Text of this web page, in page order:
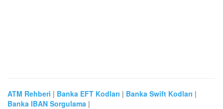
ATM Rehberi | Banka EFT Kodları | Banka Swift Kodları |
Banka IBAN Sorgulama |